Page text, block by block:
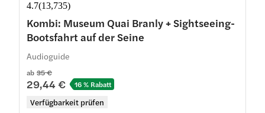
4.7(13,735)
Kombi: Museum Quai Branly + Sightseeing-
Bootsfahrt auf der Seine
ab 35 €
29,44 € 16 % Rabatt
Verfügbarkeit prüfen
Audioguide